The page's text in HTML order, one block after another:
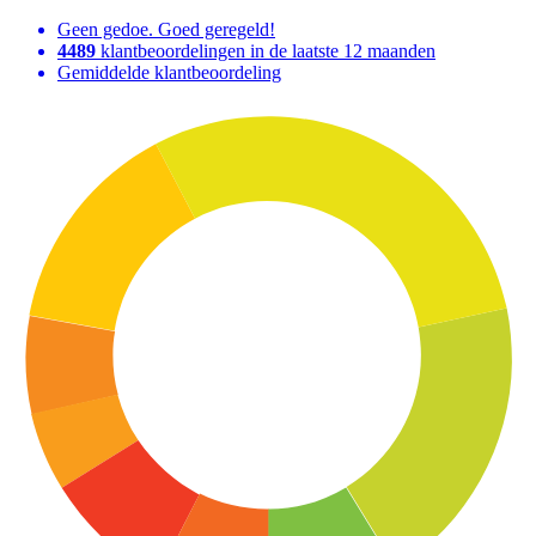
Geen gedoe. Goed geregeld!
4489 klantbeoordelingen in de laatste 12 maanden
Gemiddelde klantbeoordeling